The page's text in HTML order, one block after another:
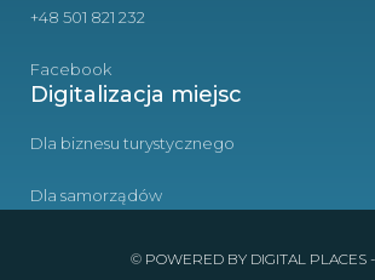
+48 501 821 232
Facebook
Digitalizacja miejsc
Dla biznesu turystycznego
Dla samorządów
© POWERED BY DIGITAL PLACES